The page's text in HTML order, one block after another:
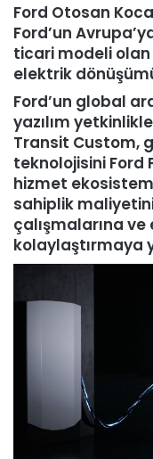
Ford Otosan
Ford’un
ticari modeli olan
elektrik
Ford’un global
yazılım
Transit Custom,
teknolojisini Ford
hizmet
sahiplik
çalışmalarına
kolaylaştırmaya